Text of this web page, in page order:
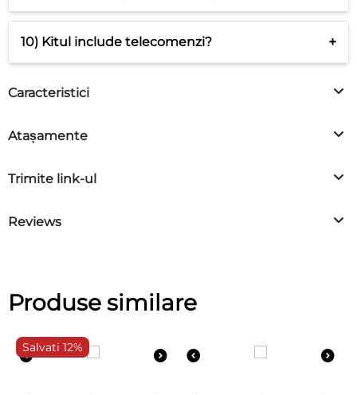
10) Kitul include telecomenzi? +
Caracteristici
Atașamente
Trimite link-ul
Reviews
Produse similare
Salvati 12%